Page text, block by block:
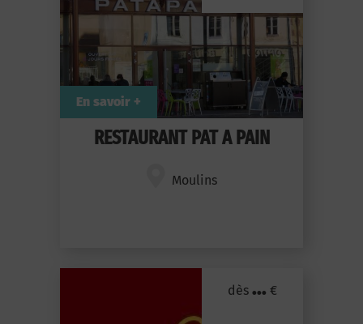
RESTAURANT PAT A PAIN
Moulins
En savoir +
dès ... €